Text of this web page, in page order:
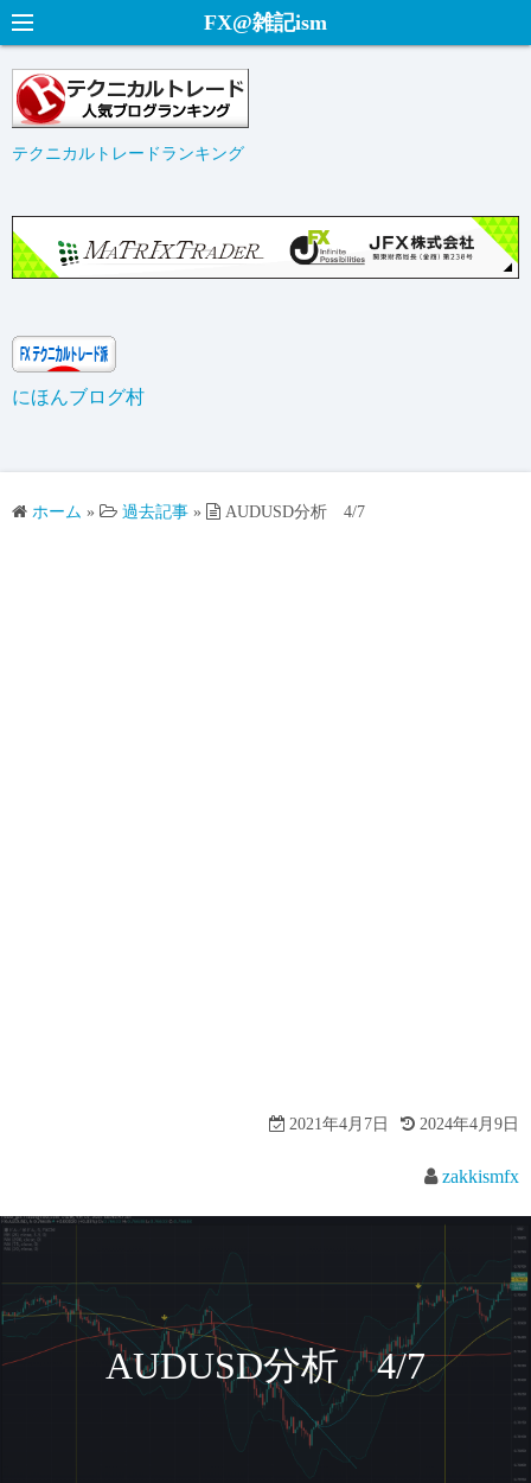
コ
ン
テ
ン
へ
キ
ッ
FX@雑記ism
テクニカルトレードランキング
にほんブログ村
ホーム » 過去記事 » AUDUSD分析 4/7
2021年4月7日 2024年4月9日
zakkismfx
AUDUSD分析 4/7